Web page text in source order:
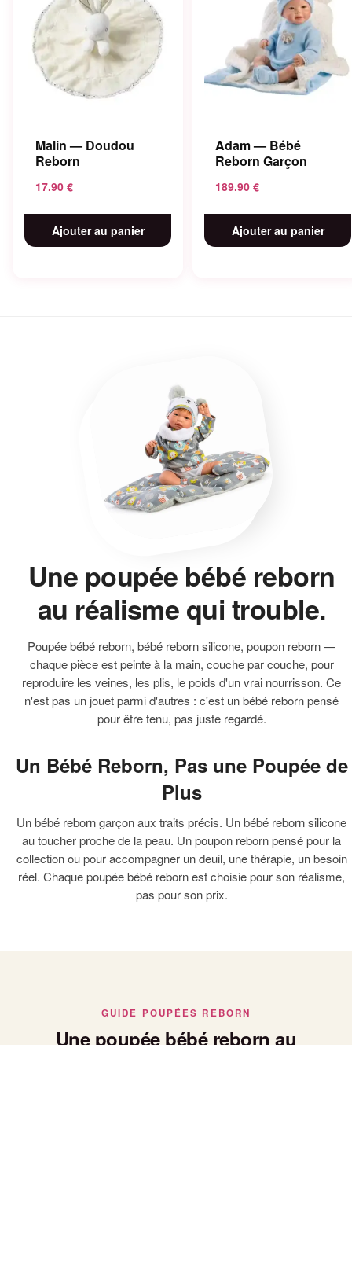
Malin — Doudou
Reborn
17.90 €
Ajouter au panier
Adam — Bébé
Reborn Garçon
189.90 €
Ajouter au panier
Une poupée bébé reborn
au réalisme qui trouble.
Poupée bébé reborn, bébé reborn silicone, poupon reborn —
chaque pièce est peinte à la main, couche par couche, pour
reproduire les veines, les plis, le poids d'un vrai nourrisson. Ce
n'est pas un jouet parmi d'autres : c'est un bébé reborn pensé
pour être tenu, pas juste regardé.
Un Bébé Reborn, Pas une Poupée de
Plus
Un bébé reborn garçon aux traits précis. Un bébé reborn silicone
au toucher proche de la peau. Un poupon reborn pensé pour la
collection ou pour accompagner un deuil, une thérapie, un besoin
réel. Chaque poupée bébé reborn est choisie pour son réalisme,
pas pour son prix.
GUIDE POUPÉES REBORN
Une poupée bébé reborn au